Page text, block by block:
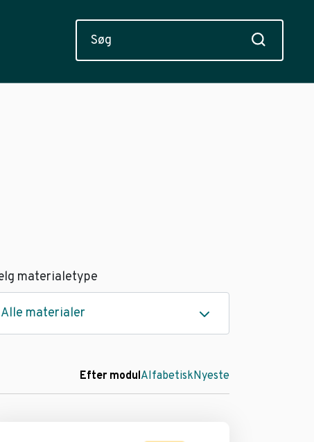
materialetype
Alle materialer
Efter modulAlfabetiskNyeste